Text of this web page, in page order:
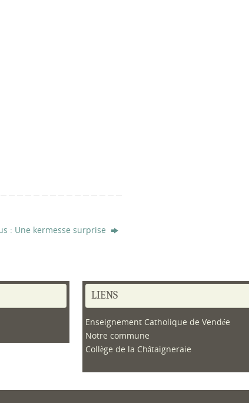
: Une kermesse surprise
LIENS
Enseignement Catholique de Vendée
Notre commune
Collège de la Châtaigneraie